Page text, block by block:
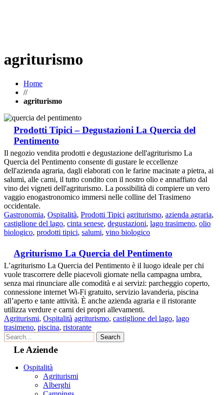
agriturismo
Home
//
agriturismo
Prodotti Tipici – Degustazioni La Quercia del
Pentimento
Il negozio vendita prodotti e degustazione dell'agriturismo La
Quercia del Pentimento consente di gustare le eccellenze
dell'azienda agraria, dagli elaborati con le farine macinate a pietra, ai
salumi, alle carni, il tutto condito con il nostro olio e annaffiato dal
vino dei vigneti dell'agriturismo. La possibilità di compiere un vero
vaggio enogastronomico immersi nelle colline del Trasimeno
occidentale.
Gastronomia, Ospitalità, Prodotti Tipici agriturismo, azienda agraria,
castiglione del lago, cinta senese, degustazioni, lago trasimeno, olio
biologico, prodotti tipici, salumi, vino biologico
Agriturismo La Quercia del Pentimento
L’agriturismo La Quercia del Pentimento è il luogo ideale per chi
vuole trascorrere delle piacevoli giornate nella campagna umbra,
senza mai rinunciare alle comodità e ai servizi: parcheggio coperto,
connessione internet Wi-Fi gratuito, servizio lavanderia, piscina
all’aperto e tante attività. È anche azienda agraria e il ristorante
utilizza verdure e carni dei propri allevamenti.
Agriturismi, Ospitalità agriturismo, castiglione del lago, lago
trasimeno, piscina, ristorante
Le Aziende
Ospitalità
Agriturismi
Alberghi